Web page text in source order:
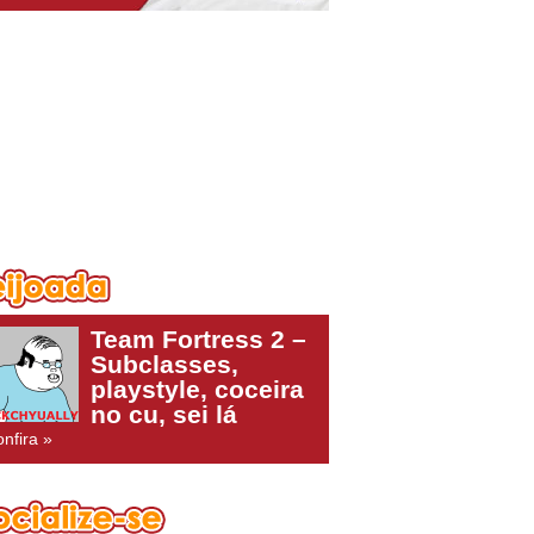
Team Fortress 2 –
Subclasses,
playstyle, coceira
no cu, sei lá
»